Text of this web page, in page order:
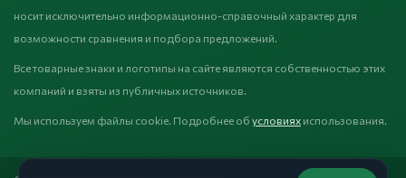
носит исключительно информационно-справочный характер для
возможности сравнения и подбора предложений.
Все товарные знаки и логотипы на сайте являются собственностью этих
компаний и взяты из публичных источников.
Мы используем файлы cookie. Подробнее об условиях использования.